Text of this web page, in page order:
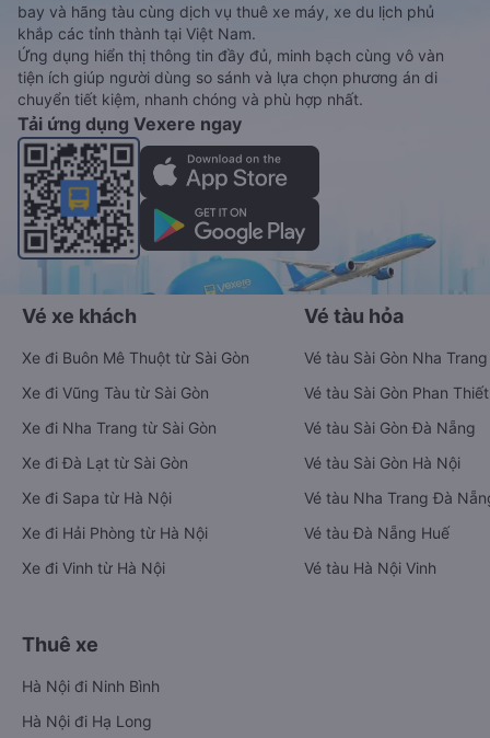
bay và hãng tàu cùng dịch vụ thuê xe máy, xe du lịch phủ
khắp các tỉnh thành tại Việt Nam.
Ứng dụng hiển thị thông tin đầy đủ, minh bạch cùng vô vàn
tiện ích giúp người dùng so sánh và lựa chọn phương án di
chuyển tiết kiệm, nhanh chóng và phù hợp nhất.
Tải ứng dụng Vexere ngay
Vé xe khách
Xe đi Buôn Mê Thuột từ Sài Gòn
Xe đi Vũng Tàu từ Sài Gòn
Xe đi Nha Trang từ Sài Gòn
Xe đi Đà Lạt từ Sài Gòn
Xe đi Sapa từ Hà Nội
Xe đi Hải Phòng từ Hà Nội
Xe đi Vinh từ Hà Nội
Vé tàu hỏa
Vé tàu Sài Gòn Nha Trang
Vé tàu Sài Gòn Phan Thiết
Vé tàu Sài Gòn Đà Nẵng
Vé tàu Sài Gòn Hà Nội
Vé tàu Nha Trang Đà
Vé tàu Đà Nẵng Huế
Vé tàu Hà Nội Vinh
Thuê xe
Hà Nội đi Ninh Bình
Hà Nội đi Hạ Long